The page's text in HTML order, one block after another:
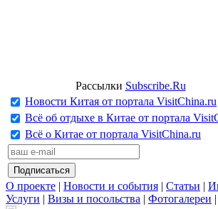
Рассылки Subscribe.Ru
Новости Китая от портала VisitChina.ru
Всё об отдыхе в Китае от портала
Всё о Китае от портала VisitChina.ru
О проекте | Новости и события | Статьи |
Услуги | Визы и посольства | Фотогалереи |